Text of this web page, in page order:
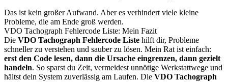
Das ist kein großer Aufwand. Aber es verhindert viele kleine
Probleme, die am Ende groß werden.
VDO Tachograph Fehlercode Liste: Mein Fazit
Die VDO Tachograph Fehlercode Liste hilft dir, Probleme
schneller zu verstehen und sauber zu lösen. Mein Rat ist einfach:
erst den Code lesen, dann die Ursache eingrenzen, dann gezielt
handeln. So sparst du Zeit, vermeidest unnötige Werkstattwege und
hältst dein System zuverlässig am Laufen. Die VDO Tachograph